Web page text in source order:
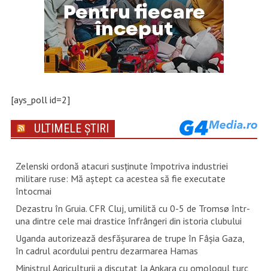
[ays_poll id=2]
ULTIMELE ȘTIRI
Zelenski ordonă atacuri susţinute împotriva industriei
militare ruse: Mă aştept ca acestea să fie executate
întocmai
Dezastru în Gruia. CFR Cluj, umilită cu 0-5 de Tromsø într-
una dintre cele mai drastice înfrângeri din istoria clubului
Uganda autorizează desfăşurarea de trupe în Fâşia Gaza,
în cadrul acordului pentru dezarmarea Hamas
Ministrul Agriculturii a discutat la Ankara cu omologul turc